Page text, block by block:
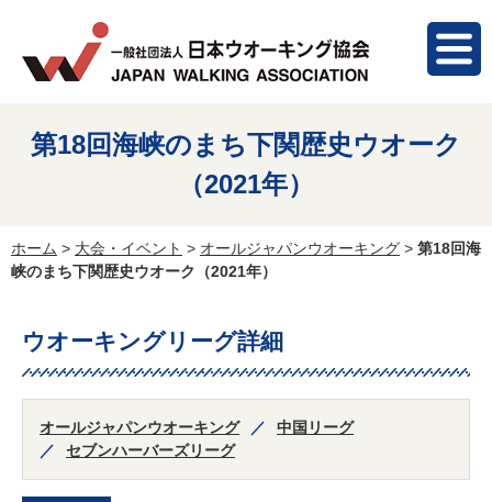
第18回海峡のまち下関歴史ウオーク
（2021年）
ホーム > 大会・イベント > オールジャパンウオーキング > 第18回海
峡のまち下関歴史ウオーク（2021年）
ウオーキングリーグ詳細
オールジャパンウオーキング
中国リーグ
セブンハーバーズリーグ